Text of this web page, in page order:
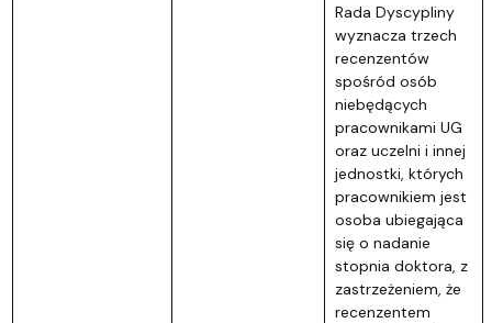
Rada Dyscypliny
wyznacza trzech
recenzentów
spośród osób
niebędących
pracownikami UG
oraz uczelni i innej
jednostki, których
pracownikiem jest
osoba ubiegająca
się o nadanie
stopnia doktora, z
zastrzeżeniem, że
recenzentem